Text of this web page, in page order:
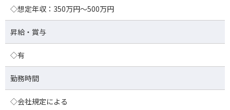
◇想定年収：350万円～500万円
昇給・賞与
◇有
勤務時間
◇会社規定による